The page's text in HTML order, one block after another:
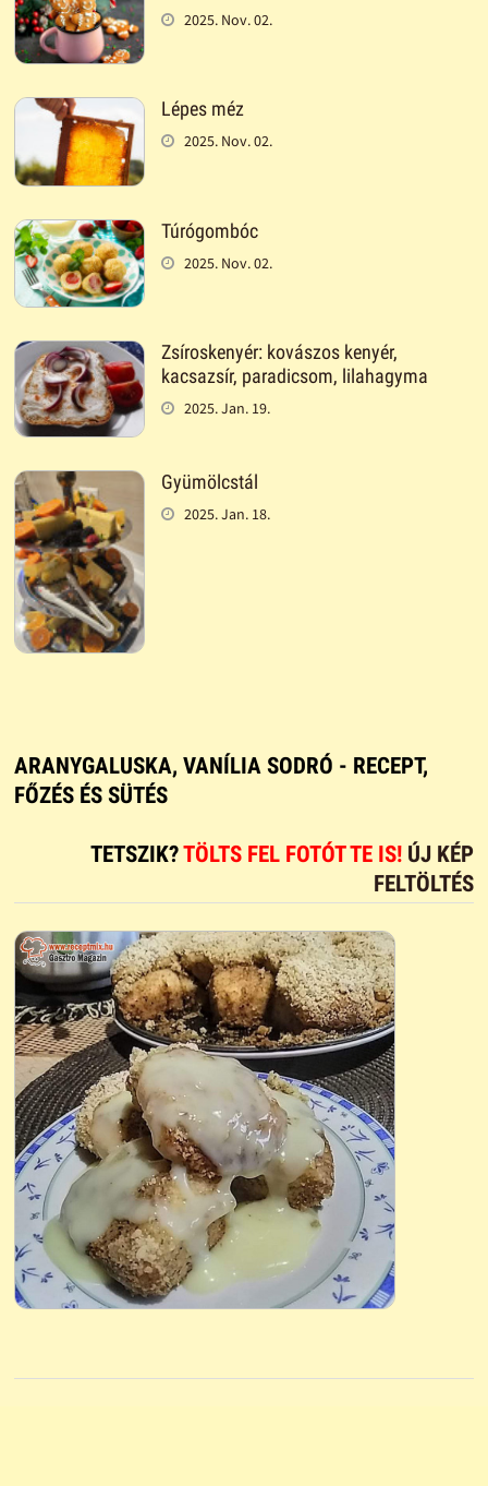
2025. Nov. 02.
Lépes méz
2025. Nov. 02.
Túrógombóc
2025. Nov. 02.
Zsíroskenyér: kovászos kenyér,
kacsazsír, paradicsom, lilahagyma
2025. Jan. 19.
Gyümölcstál
2025. Jan. 18.
ARANYGALUSKA, VANÍLIA SODRÓ - RECEPT,
FŐZÉS ÉS SÜTÉS
TETSZIK?TÖLTS FEL FOTÓT TE IS! ÚJ KÉP
FELTÖLTÉS